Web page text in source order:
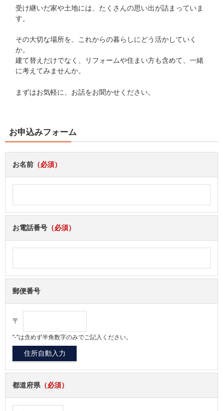
受け継いだ家や土地には、たくさんの思い出が詰まっていま
す。
その大切な場所を、これからの暮らしにどう活かしていく
か。
建て替えだけでなく、リフォームや住まい方も含めて、一緒
に考えてみませんか。
まずはお気軽に、お話をお聞かせください。
お申込みフォーム
お名前 （必須）
お電話番号 （必須）
郵便番号
〒
"-"は含めず半角数字のみでご記入ください。
都道府県 （必須）